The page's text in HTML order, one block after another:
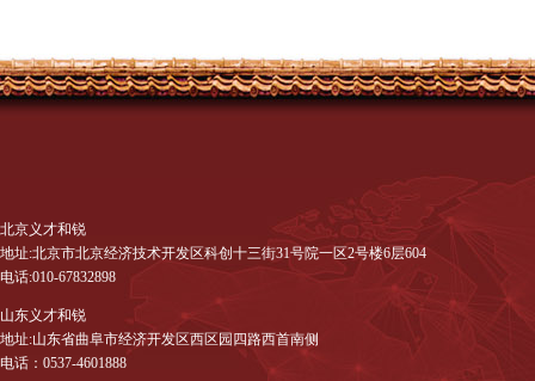
北京义才和锐
地址:北京市北京经济技术开发区科创十三街31号院一区2号楼6层604
电话:010-67832898
山东义才和锐
地址:山东省曲阜市经济开发区西区园四路西首南侧
电话：0537-4601888